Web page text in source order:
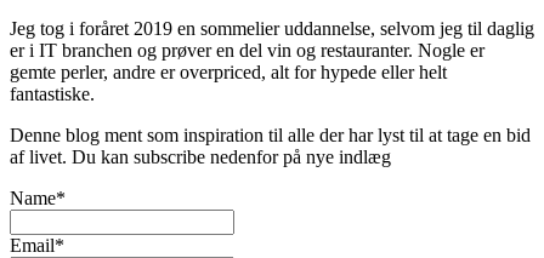
Jeg tog i foråret 2019 en sommelier uddannelse, selvom jeg til daglig
er i IT branchen og prøver en del vin og restauranter. Nogle er
gemte perler, andre er overpriced, alt for hypede eller helt
fantastiske.
Denne blog ment som inspiration til alle der har lyst til at tage en bid
af livet. Du kan subscribe nedenfor på nye indlæg
Name*
Email*